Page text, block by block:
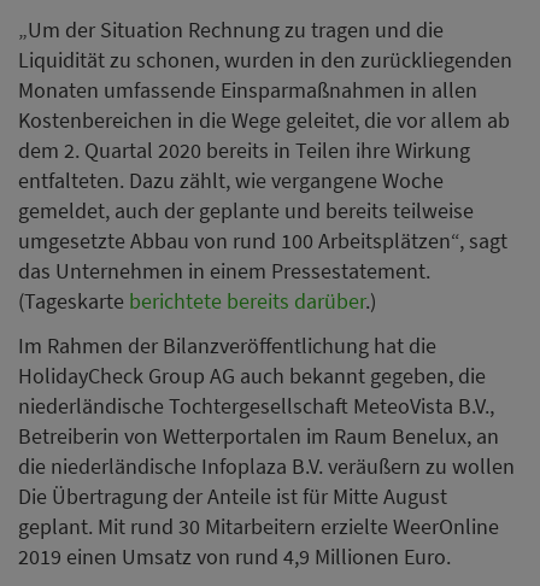
„Um der Situation Rechnung zu tragen und die
Liquidität zu schonen, wurden in den zurückliegenden
Monaten umfassende Einsparmaßnahmen in allen
Kostenbereichen in die Wege geleitet, die vor allem ab
dem 2. Quartal 2020 bereits in Teilen ihre Wirkung
entfalteten. Dazu zählt, wie vergangene Woche
gemeldet, auch der geplante und bereits teilweise
umgesetzte Abbau von rund 100 Arbeitsplätzen“, sagt
das Unternehmen in einem Pressestatement.
(Tageskarte berichtete bereits darüber.)
Im Rahmen der Bilanzveröffentlichung hat die
HolidayCheck Group AG auch bekannt gegeben, die
niederländische Tochtergesellschaft MeteoVista B.V.,
Betreiberin von Wetterportalen im Raum Benelux, an
die niederländische Infoplaza B.V. veräußern zu wollen
Die Übertragung der Anteile ist für Mitte August
geplant. Mit rund 30 Mitarbeitern erzielte WeerOnline
2019 einen Umsatz von rund 4,9 Millionen Euro.